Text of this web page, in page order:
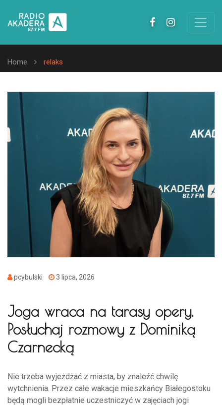
Home relaks
pcybulski 3 lipca, 2026
Joga wraca na tarasy opery.
Posłuchaj rozmowy z Dominiką
Czarnecką
Nie trzeba wyjeżdżać z miasta, by znaleźć chwilę
wytchnienia. Przez całe wakacje mieszkańcy Białegostoku
będą mogli bezpłatnie uczestniczyć w zajęciach jogi